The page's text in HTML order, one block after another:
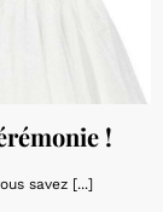
!
savez [...]